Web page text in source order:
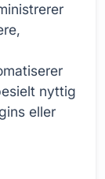
nyttig
eller